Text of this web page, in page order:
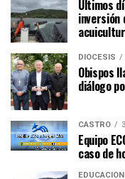
Últimos
inversión
DIÓCESIS
Obispos
diálogo
CASTRO
Equipo
caso de
EDUCACIÓN